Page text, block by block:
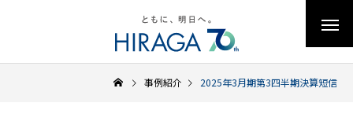
事例紹介 2025年3月期第3四半期決算短信